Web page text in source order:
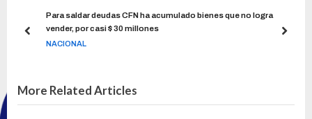
Para saldar deudas CFN ha acumulado bienes que no logra
vender, por casi $ 30 millones
NACIONAL
More Related Articles